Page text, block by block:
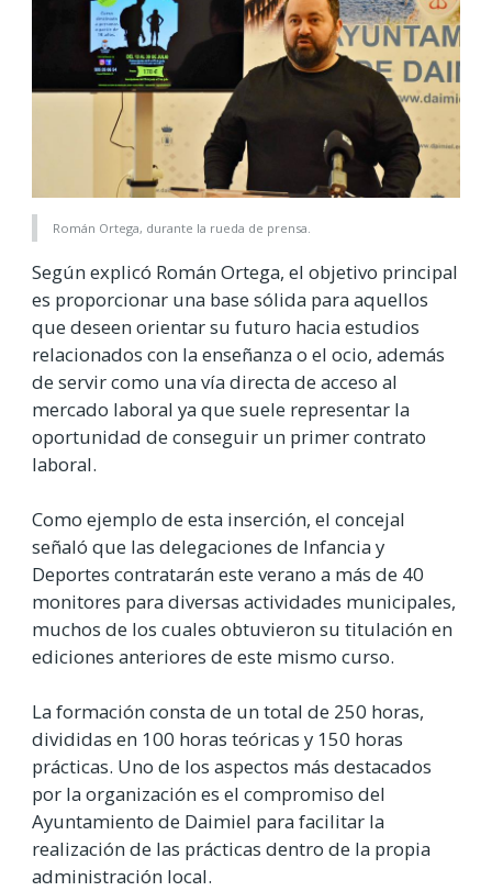
Román Ortega, durante la rueda de prensa.
Según explicó Román Ortega, el objetivo principal
es proporcionar una base sólida para aquellos
que deseen orientar su futuro hacia estudios
relacionados con la enseñanza o el ocio, además
de servir como una vía directa de acceso al
mercado laboral ya que suele representar la
oportunidad de conseguir un primer contrato
laboral.
Como ejemplo de esta inserción, el concejal
señaló que las delegaciones de Infancia y
Deportes contratarán este verano a más de 40
monitores para diversas actividades municipales,
muchos de los cuales obtuvieron su titulación en
ediciones anteriores de este mismo curso.
La formación consta de un total de 250 horas,
divididas en 100 horas teóricas y 150 horas
prácticas. Uno de los aspectos más destacados
por la organización es el compromiso del
Ayuntamiento de Daimiel para facilitar la
realización de las prácticas dentro de la propia
administración local.